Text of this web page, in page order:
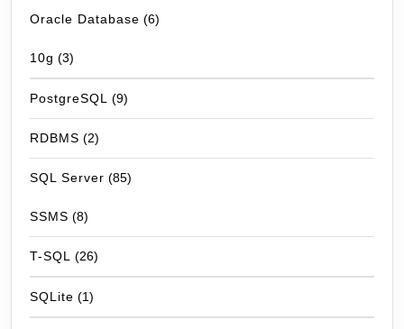
Oracle Database (6)
10g (3)
PostgreSQL (9)
RDBMS (2)
SQL Server (85)
SSMS (8)
T-SQL (26)
SQLite (1)